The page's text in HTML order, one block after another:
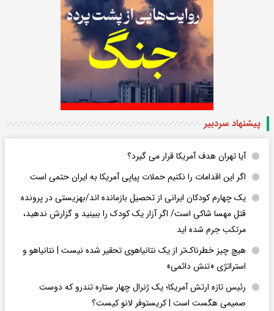
پیشنهاد سردبیر
آیا تهران هدف آمریکا قرار می گیرد؟
اگر این اقدامات را نکنیم حملات پیاپی آمریکا به ایران حتمی است
یک چهارم کودکان ایرانی از تحصیل بازمانده اند/بهزیستی در پرونده
قتل مهسا شاکی است/ اگر آزار یک کودک را ببینید و گزارش ندهید،
مرتکب جرم شده اید
هیچ چیز خطرناک‌تر از یک نتانیاهوی تحقیر شده نیست | نتانیاهو و
استراتژی «تنش دائمی»
رئیس تازه ارتش آمریکا؛ یک ژنرال چهار ستاره تندرو که دوست
صمیمی هگست است | کریستوفر لانو کیست؟